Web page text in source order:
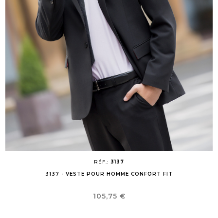
RÉF.: 3137
3137 - VESTE POUR HOMME CONFORT FIT
Prix
105,75 €